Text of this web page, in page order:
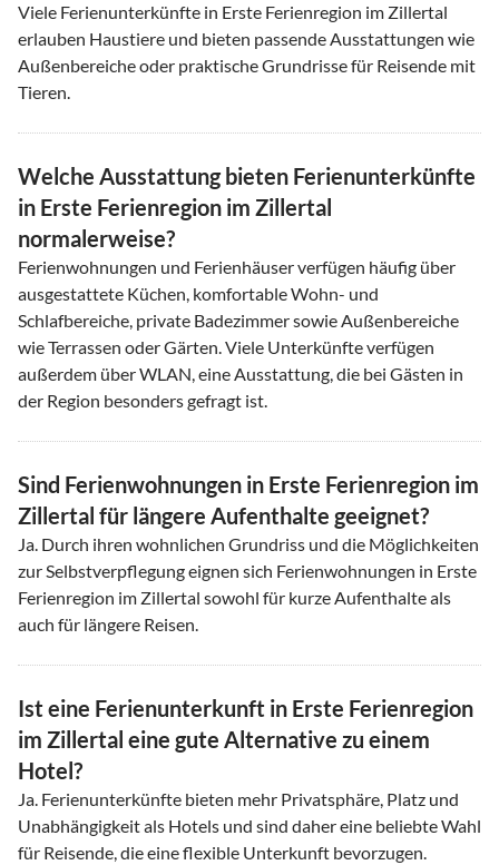
Viele Ferienunterkünfte in Erste Ferienregion im Zillertal
erlauben Haustiere und bieten passende Ausstattungen wie
Außenbereiche oder praktische Grundrisse für Reisende mit
Tieren.
Welche Ausstattung bieten Ferienunterkünfte
in Erste Ferienregion im Zillertal
normalerweise?
Ferienwohnungen und Ferienhäuser verfügen häufig über
ausgestattete Küchen, komfortable Wohn- und
Schlafbereiche, private Badezimmer sowie Außenbereiche
wie Terrassen oder Gärten. Viele Unterkünfte verfügen
außerdem über WLAN, eine Ausstattung, die bei Gästen in
der Region besonders gefragt ist.
Sind Ferienwohnungen in Erste Ferienregion im
Zillertal für längere Aufenthalte geeignet?
Ja. Durch ihren wohnlichen Grundriss und die Möglichkeiten
zur Selbstverpflegung eignen sich Ferienwohnungen in Erste
Ferienregion im Zillertal sowohl für kurze Aufenthalte als
auch für längere Reisen.
Ist eine Ferienunterkunft in Erste Ferienregion
im Zillertal eine gute Alternative zu einem
Hotel?
Ja. Ferienunterkünfte bieten mehr Privatsphäre, Platz und
Unabhängigkeit als Hotels und sind daher eine beliebte Wahl
für Reisende, die eine flexible Unterkunft bevorzugen.